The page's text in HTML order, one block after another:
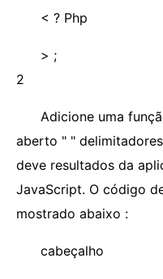
< ? Php
> ;
2
Adicione uma
aberto " "
deve resultados da
JavaScript. O código
mostrado abaixo :
cabeçalho